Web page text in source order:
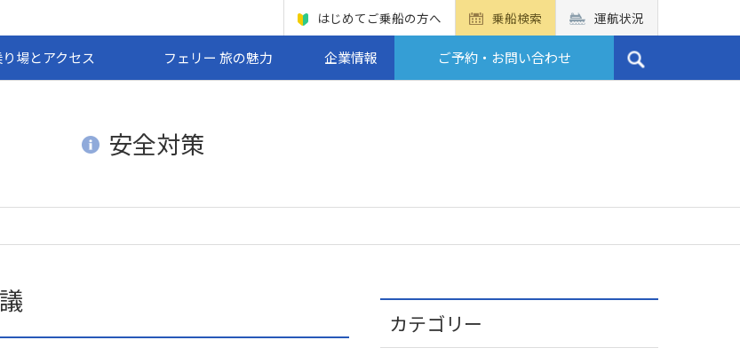
はじめてご乗船の方へ 乗船検索 運航状況
場とアクセス フェリー 旅の魅力 企業情報 ご予約・お問い合わせ
安全対策
カテゴリー